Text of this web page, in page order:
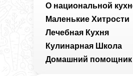
О национальной
Маленькие Хитрости
Лечебная Кухня
Кулинарная Школа
Домашний помощник